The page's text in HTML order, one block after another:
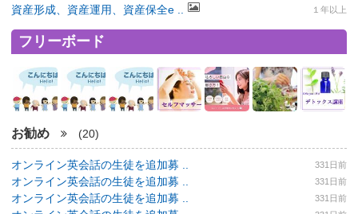
資産形成、資産運用、資産保全e .. １年以上
フリーボード
お勧め (20)
オンライン英会話の生徒を追加募 .. 331日前
オンライン英会話の生徒を追加募 .. 331日前
オンライン英会話の生徒を追加募 .. 331日前